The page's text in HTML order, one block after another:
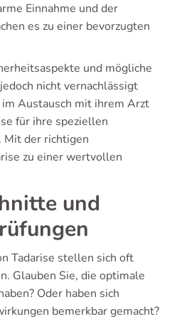
Einnahme und der
es zu einer bevorzugten
und mögliche
nicht vernachlässigt
Austausch mit ihrem Arzt
für ihre speziellen
Mit der richtigen
zu einer wertvollen
und
Tadarise stellen sich oft
Glauben Sie, die optimale
Oder haben sich
bemerkbar gemacht?